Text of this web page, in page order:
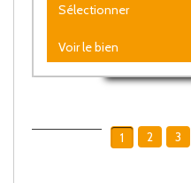
Sélectionner
Voir le bien
1 2 3